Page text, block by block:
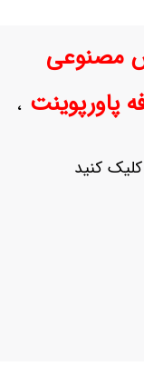
مصنوعی
پاورپوینت ،
کنید